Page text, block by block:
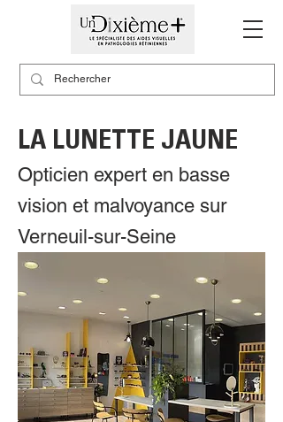
LA LUNETTE JAUNE
Opticien expert en basse
vision et malvoyance sur
Verneuil-sur-Seine